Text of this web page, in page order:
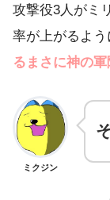
攻撃役3人がミ
率が上がるよう
るまさに神の
ミクジン